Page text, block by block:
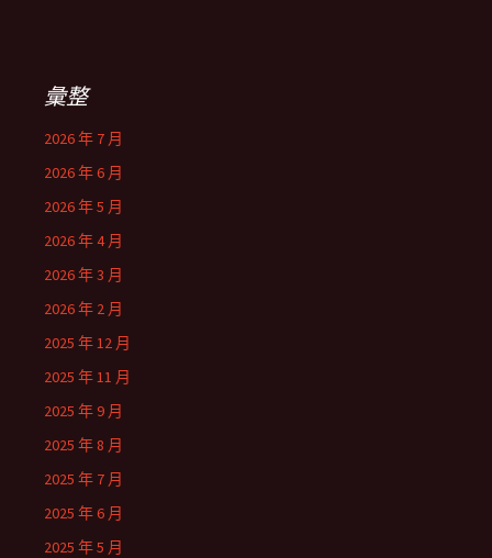
彙整
2026 年 7 月
2026 年 6 月
2026 年 5 月
2026 年 4 月
2026 年 3 月
2026 年 2 月
2025 年 12 月
2025 年 11 月
2025 年 9 月
2025 年 8 月
2025 年 7 月
2025 年 6 月
2025 年 5 月